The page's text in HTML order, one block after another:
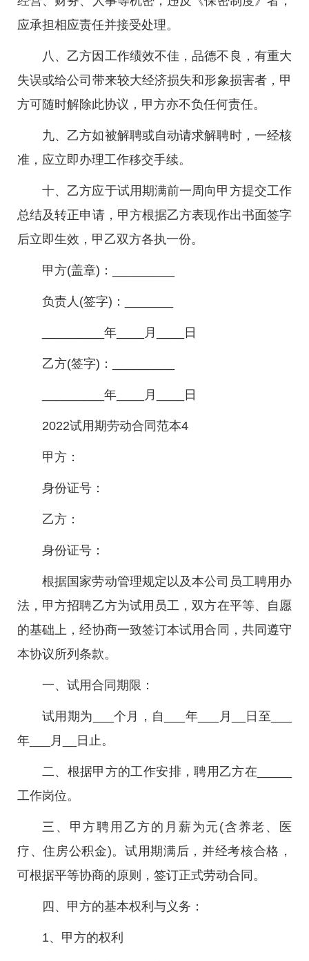
应承担相应责任并接受处理。
八、乙方因工作绩效不佳，品德不良，有重大
失误或给公司带来较大经济损失和形象损害者，甲
方可随时解除此协议，甲方亦不负任何责任。
九、乙方如被解聘或自动请求解聘时，一经核
准，应立即办理工作移交手续。
十、乙方应于试用期满前一周向甲方提交工作
总结及转正申请，甲方根据乙方表现作出书面签字
后立即生效，甲乙双方各执一份。
甲方(盖章)：_________
负责人(签字)：_______
_________年____月____日
乙方(签字)：_________
_________年____月____日
2022试用期劳动合同范本4
甲方：
身份证号：
乙方：
身份证号：
根据国家劳动管理规定以及本公司员工聘用办
法，甲方招聘乙方为试用员工，双方在平等、自愿
的基础上，经协商一致签订本试用合同，共同遵守
本协议所列条款。
一、试用合同期限：
试用期为___个月，自___年___月__日至___
年___月__日止。
二、根据甲方的工作安排，聘用乙方在_____
工作岗位。
三、甲方聘用乙方的月薪为元(含养老、医
疗、住房公积金)。试用期满后，并经考核合格，
可根据平等协商的原则，签订正式劳动合同。
四、甲方的基本权利与义务：
1、甲方的权利